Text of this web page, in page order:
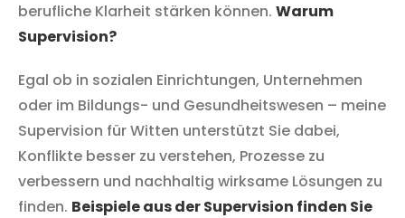
berufliche Klarheit stärken können. Warum
Supervision?
Egal ob in sozialen Einrichtungen, Unternehmen
oder im Bildungs- und Gesundheitswesen – meine
Supervision fürWitten unterstützt Sie dabei,
Konflikte besser zu verstehen, Prozesse zu
verbessern und nachhaltig wirksame Lösungen zu
finden. Beispiele aus der Supervision finden Sie